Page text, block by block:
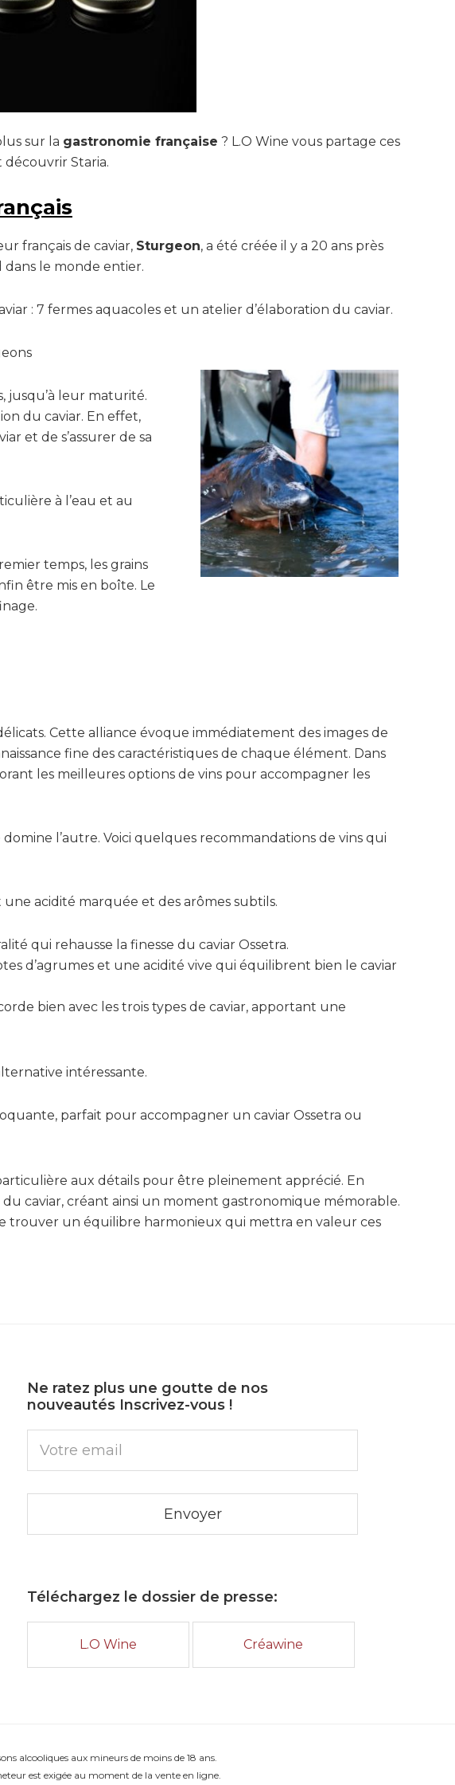
sur la gastronomie française ? L.O Wine vous partage ces
découvrir Staria.
français de caviar, Sturgeon, a été créée il y a 20 ans près
dans le monde entier.
: 7 fermes aquacoles et un atelier d’élaboration du caviar.
jusqu’à leur maturité.
du caviar. En effet,
et de s’assurer de sa
à l’eau et au
temps, les grains
être mis en boîte. Le
Cette alliance évoque immédiatement des images de
fine des caractéristiques de chaque élément. Dans
les meilleures options de vins pour accompagner les
l’autre. Voici quelques recommandations de vins qui
acidité marquée et des arômes subtils.
qui rehausse la finesse du caviar Ossetra.
d’agrumes et une acidité vive qui équilibrent bien le caviar
bien avec les trois types de caviar, apportant une
intéressante.
parfait pour accompagner un caviar Ossetra ou
aux détails pour être pleinement apprécié. En
caviar, créant ainsi un moment gastronomique mémorable.
trouver un équilibre harmonieux qui mettra en valeur ces
Ne ratez plus une goutte de nos
nouveautés Inscrivez-vous !
Téléchargez le dossier de presse:
L.O Wine Créawine
alcooliques aux mineurs de moins de 18 ans.
est exigée au moment de la vente en ligne.